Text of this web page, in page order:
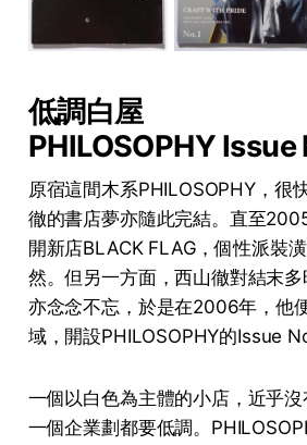
低調白屋
PHILOSOPHY Issue
原宿這間木系PHILOSOPHY，很
徹的書店夢亦隨此完結。直至
開新店BLACK FLAG，個性派裝
然。但另一方面，西山徹對結末
亦念念不忘，於是在2006年，他
域，開設PHILOSOPHY的Issue
一個以白色為主體的小店，近乎
一個企業劃都要低調。